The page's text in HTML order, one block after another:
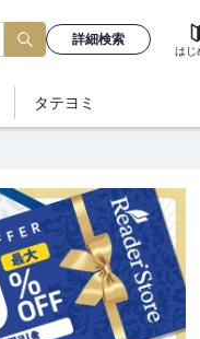
詳細検索
はじ
タテヨミ